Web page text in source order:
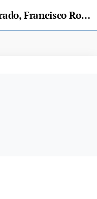
Viella homenajea a María Prado, Francisco Rodríguez y al bebé Álvaro Fuentes como «Paxarros del Año 2026»